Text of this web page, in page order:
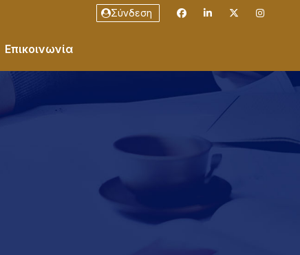
Σύνδεση
Επικοινωνία